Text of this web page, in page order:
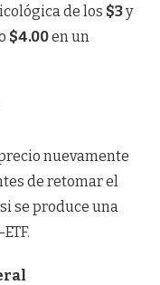
de los $3y
$4.00en un
nuevamente
de retomar el
se produce una